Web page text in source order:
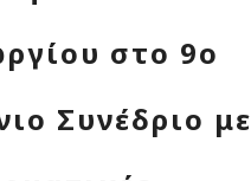
στο 9ο
Συνέδριο με